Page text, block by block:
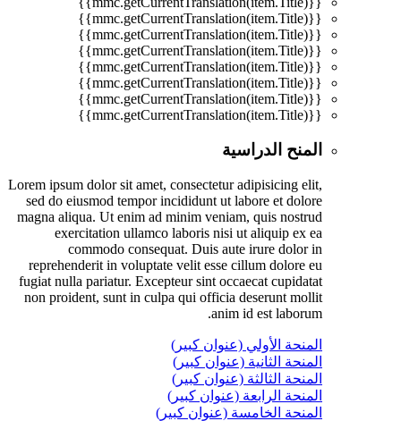
{{mmc.getCurrentTranslation(item.Title)}}
{{mmc.getCurrentTranslation(item.Title)}}
{{mmc.getCurrentTranslation(item.Title)}}
{{mmc.getCurrentTranslation(item.Title)}}
{{mmc.getCurrentTranslation(item.Title)}}
{{mmc.getCurrentTranslation(item.Title)}}
{{mmc.getCurrentTranslation(item.Title)}}
المنح الدراسية
Lorem ipsum dolor sit amet, consectetur adipisicing elit,
sed do eiusmod tempor incididunt ut labore et dolore
magna aliqua. Ut enim ad minim veniam, quis nostrud
exercitation ullamco laboris nisi ut aliquip ex ea
commodo consequat. Duis aute irure dolor in
reprehenderit in voluptate velit esse cillum dolore eu
fugiat nulla pariatur. Excepteur sint occaecat cupidatat
non proident, sunt in culpa qui officia deserunt mollit
anim id est laborum.
المنحة الأولي (عنوان كبير)
المنحة الثانية (عنوان كبير)
المنحة الثالثة (عنوان كبير)
المنحة الرابعة (عنوان كبير)
المنحة الخامسة (عنوان كبير)